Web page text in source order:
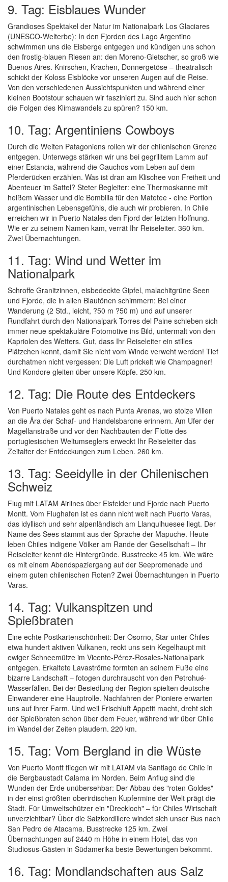
9. Tag: Eisblaues Wunder
Grandioses Spektakel der Natur im Nationalpark Los Glaciares
(UNESCO-Welterbe): In den Fjorden des Lago Argentino
schwimmen uns die Eisberge entgegen und kündigen uns schon
den frostig-blauen Riesen an: den Moreno-Gletscher, so groß wie
Buenos Aires. Knirschen, Krachen, Donnergetöse – theatralisch
schickt der Koloss Eisblöcke vor unseren Augen auf die Reise.
Von den verschiedenen Aussichtspunkten und während einer
kleinen Bootstour schauen wir fasziniert zu. Sind auch hier schon
die Folgen des Klimawandels zu spüren? 150 km.
10. Tag: Argentiniens Cowboys
Durch die Weiten Patagoniens rollen wir der chilenischen Grenze
entgegen. Unterwegs stärken wir uns bei gegrilltem Lamm auf
einer Estancia, während die Gauchos vom Leben auf dem
Pferderücken erzählen. Was ist dran am Klischee von Freiheit und
Abenteuer im Sattel? Steter Begleiter: eine Thermoskanne mit
heißem Wasser und die Bombilla für den Matetee - eine Portion
argentinischen Lebensgefühls, die auch wir probieren. In Chile
erreichen wir in Puerto Natales den Fjord der letzten Hoffnung.
Wie er zu seinem Namen kam, verrät Ihr Reiseleiter. 360 km.
Zwei Übernachtungen.
11. Tag: Wind und Wetter im
Nationalpark
Schroffe Granitzinnen, eisbedeckte Gipfel, malachitgrüne Seen
und Fjorde, die in allen Blautönen schimmern: Bei einer
Wanderung (2 Std., leicht, ?50 m ?50 m) und auf unserer
Rundfahrt durch den Nationalpark Torres del Paine schieben sich
immer neue spektakuläre Fotomotive ins Bild, untermalt von den
Kapriolen des Wetters. Gut, dass Ihr Reiseleiter ein stilles
Plätzchen kennt, damit Sie nicht vom Winde verweht werden! Tief
durchatmen nicht vergessen: Die Luft prickelt wie Champagner!
Und Kondore gleiten über unsere Köpfe. 250 km.
12. Tag: Die Route des Entdeckers
Von Puerto Natales geht es nach Punta Arenas, wo stolze Villen
an die Ära der Schaf- und Handelsbarone erinnern. Am Ufer der
Magellanstraße und vor den Nachbauten der Flotte des
portugiesischen Weltumseglers erweckt Ihr Reiseleiter das
Zeitalter der Entdeckungen zum Leben. 260 km.
13. Tag: Seeidylle in der Chilenischen
Schweiz
Flug mit LATAM Airlines über Eisfelder und Fjorde nach Puerto
Montt. Vom Flughafen ist es dann nicht weit nach Puerto Varas,
das idyllisch und sehr alpenländisch am Llanquihuesee liegt. Der
Name des Sees stammt aus der Sprache der Mapuche. Heute
leben Chiles indigene Völker am Rande der Gesellschaft – Ihr
Reiseleiter kennt die Hintergründe. Busstrecke 45 km. Wie wäre
es mit einem Abendspaziergang auf der Seepromenade und
einem guten chilenischen Roten? Zwei Übernachtungen in Puerto
Varas.
14. Tag: Vulkanspitzen und
Spießbraten
Eine echte Postkartenschönheit: Der Osorno, Star unter Chiles
etwa hundert aktiven Vulkanen, reckt uns sein Kegelhaupt mit
ewiger Schneemütze im Vicente-Pérez-Rosales-Nationalpark
entgegen. Erkaltete Lavaströme formten an seinem Fuße eine
bizarre Landschaft – fotogen durchrauscht von den Petrohué-
Wasserfällen. Bei der Besiedlung der Region spielten deutsche
Einwanderer eine Hauptrolle. Nachfahren der Pioniere erwarten
uns auf ihrer Farm. Und weil Frischluft Appetit macht, dreht sich
der Spießbraten schon über dem Feuer, während wir über Chile
im Wandel der Zeiten plaudern. 220 km.
15. Tag: Vom Bergland in die Wüste
Von Puerto Montt fliegen wir mit LATAM via Santiago de Chile in
die Bergbaustadt Calama im Norden. Beim Anflug sind die
Wunden der Erde unübersehbar: Der Abbau des "roten Goldes"
in der einst größten oberirdischen Kupfermine der Welt prägt die
Stadt. Für Umweltschützer ein "Dreckloch" – für Chiles Wirtschaft
unverzichtbar? Über die Salzkordillere windet sich unser Bus nach
San Pedro de Atacama. Busstrecke 125 km. Zwei
Übernachtungen auf 2440 m Höhe in einem Hotel, das von
Studiosus-Gästen in Südamerika beste Bewertungen bekommt.
16. Tag: Mondlandschaften aus Salz